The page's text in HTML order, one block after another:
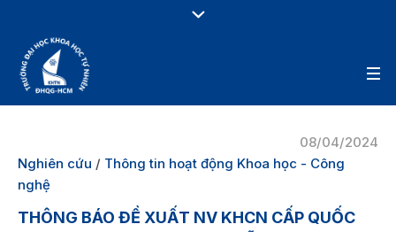
08/04/2024
Nghiên cứu / Thông tin hoạt động Khoa học - Công
nghệ
THÔNG BÁO ĐỀ XUẤT NV KHCN CẤP QUỐC